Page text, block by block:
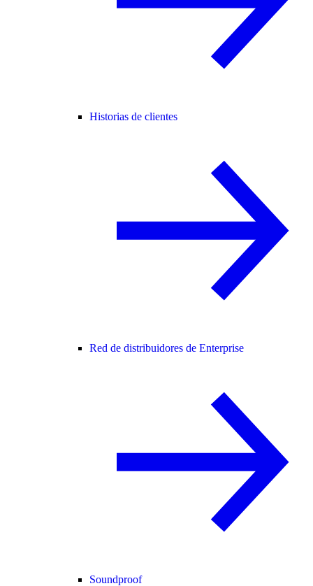
Historias de clientes
Red de distribuidores de Enterprise
Soundproof